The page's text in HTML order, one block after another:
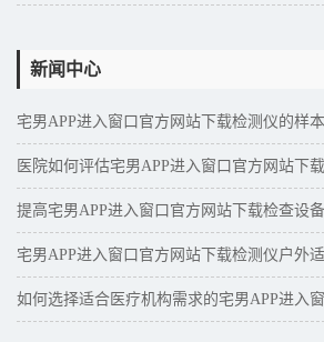
新闻中心
宅男APP进入窗口官方网站下载检测仪的样
需求
医院如何评估宅男APP进入窗口官方网站下
提高宅男APP进入窗口官方网站下载检查设
力？
宅男APP进入窗口官方网站下载检测仪户外
如何选择适合医疗机构需求的宅男APP进入